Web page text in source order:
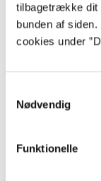
tilbagetrække dit
bunden af
cookies under
Nødvendig
Funktionelle